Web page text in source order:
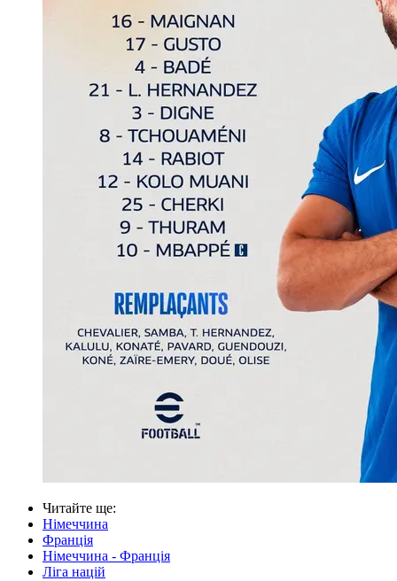
Читайте ще:
Німеччина
Франція
Німеччина - Франція
Ліга націй